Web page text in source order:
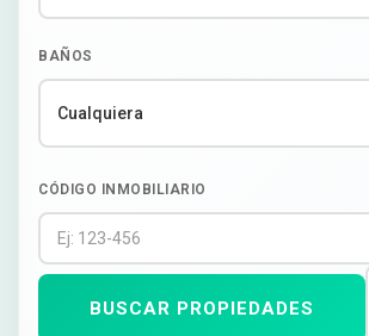
BAÑOS
CÓDIGO INMOBILIARIO
BUSCAR PROPIEDADES